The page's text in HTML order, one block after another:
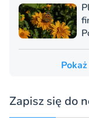
Zapisz się do